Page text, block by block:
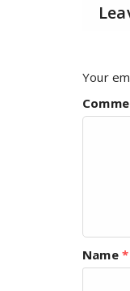
Your
Name *